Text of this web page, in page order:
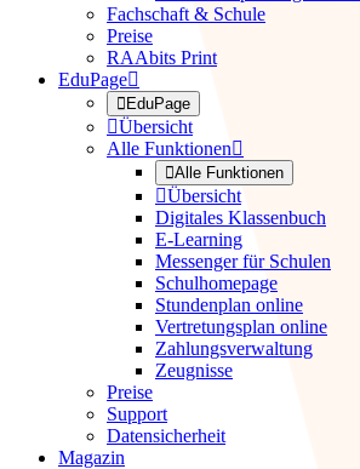
Fachschaft & Schule
Preise
RAAbits Print
EduPage
EduPage
Übersicht
Alle Funktionen
Alle Funktionen
Übersicht
Digitales Klassenbuch
E-Learning
Messenger für Schulen
Schulhomepage
Stundenplan online
Vertretungsplan online
Zahlungsverwaltung
Zeugnisse
Preise
Support
Datensicherheit
Magazin